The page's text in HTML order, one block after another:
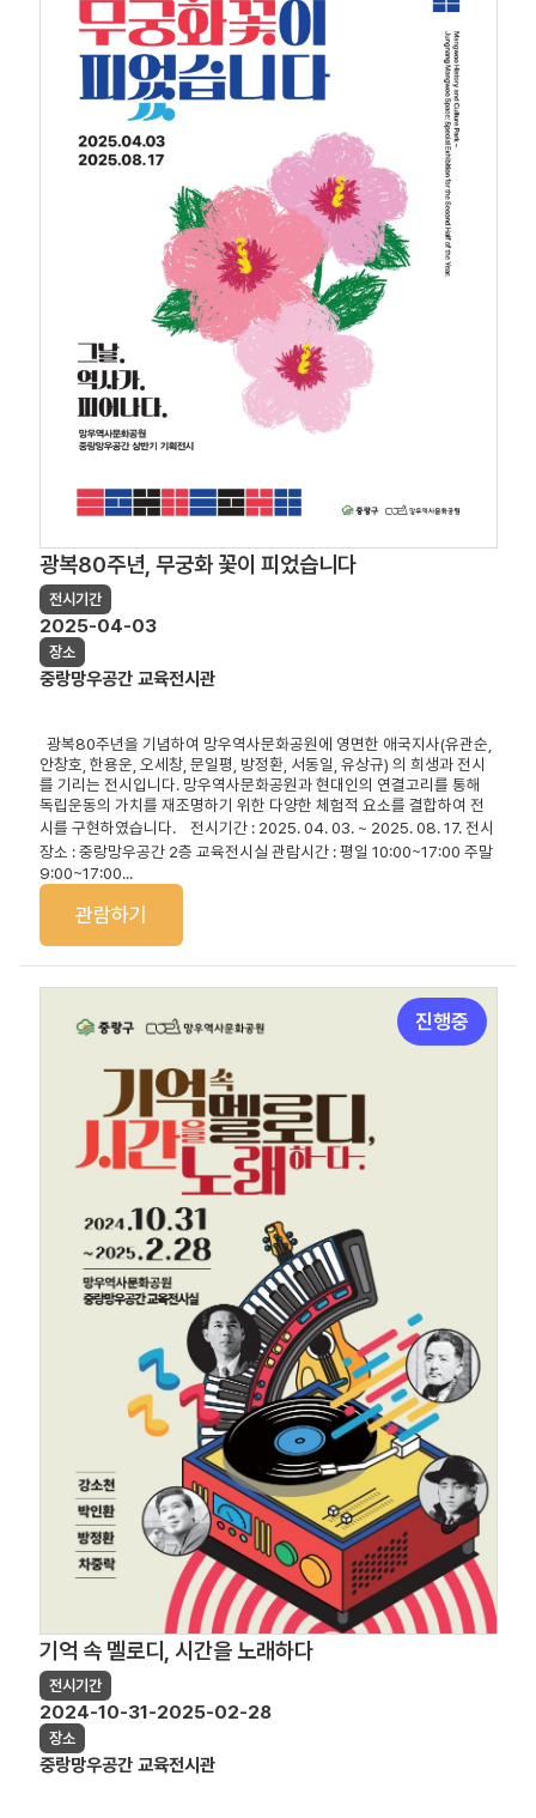
광복80주년, 무궁화 꽃이 피었습니다
전시기간
2025-04-03
장소
중랑망우공간 교육전시관
광복80주년을 기념하여 망우역사문화공원에 영면한 애국지사(유관순,
안창호, 한용운, 오세창, 문일평, 방정환, 서동일, 유상규) 의 희생과 전시
를 기리는 전시입니다. 망우역사문화공원과 현대인의 연결고리를 통해
독립운동의 가치를 재조명하기 위한 다양한 체험적 요소를 결합하여 전
시를 구현하였습니다. 전시기간 : 2025. 04. 03. ~ 2025. 08. 17.전시
장소 :중랑망우공간 2층 교육전시실 관람시간 : 평일 10:00~17:00 주말
9:00~17:00...
관람하기
진행중
기억 속 멜로디, 시간을 노래하다
전시기간
2024-10-31-2025-02-28
장소
중랑망우공간 교육전시관